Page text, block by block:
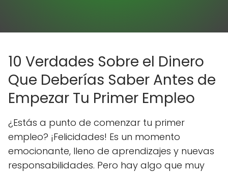
10 Verdades Sobre el Dinero
Que Deberías Saber Antes de
Empezar Tu Primer Empleo
¿Estás a punto de comenzar tu primer
empleo? ¡Felicidades! Es un momento
emocionante, lleno de aprendizajes y nuevas
responsabilidades. Pero hay algo que muy